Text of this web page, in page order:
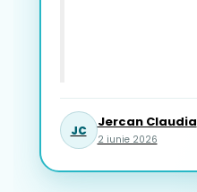
JC
Jercan Claudia
2 iunie 2026